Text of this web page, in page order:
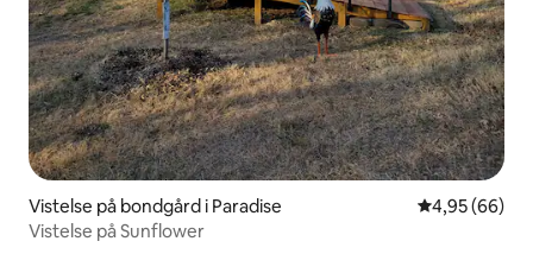
Vistelse på bondgård i Paradise 4,95 av 5 i
4,95 (66)
Vistelse på Sunflower